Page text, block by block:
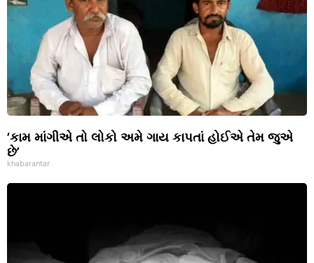
‘કામ માંગીએ તો લોકો અમે ગાય કાપતાં હોઈએ તેમ જુએ
છે’
khabarantar